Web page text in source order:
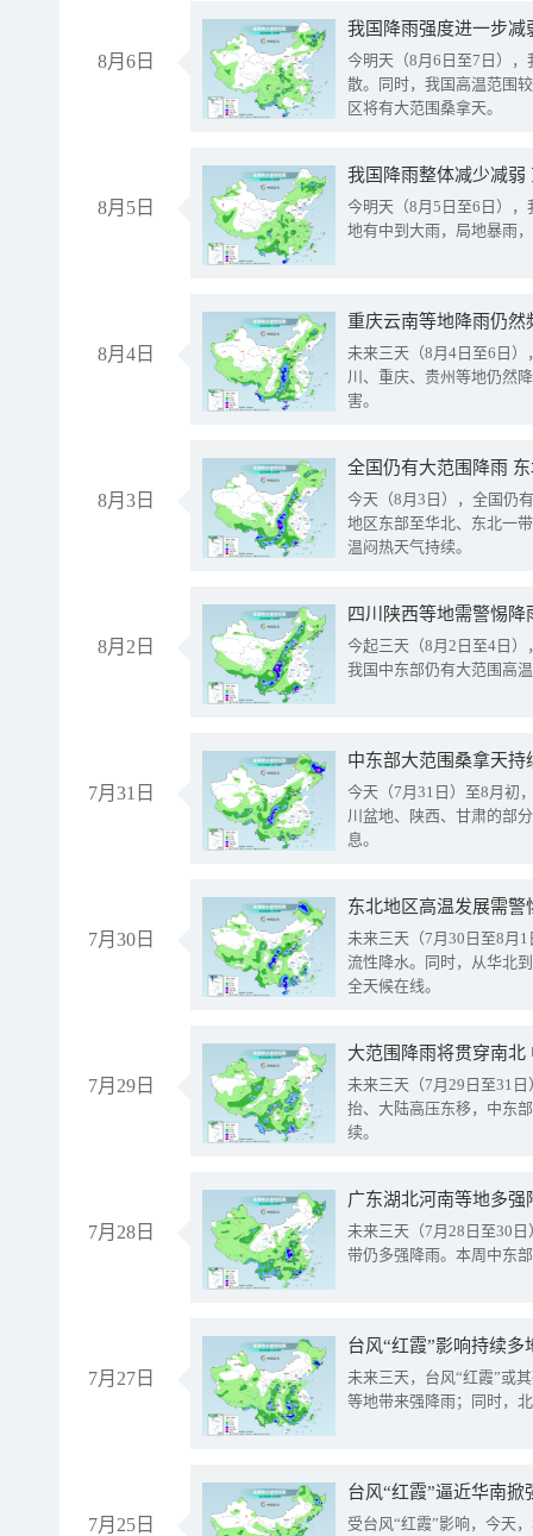
8月6日
今明天（8月6日至7日）
散。同时，我国高温范围
区将有大范围桑拿天。
8月5日
我国降雨整体减少减弱
今明天（8月5日至6日）
地有中到大雨，局地暴雨
8月4日
重庆云南等地降雨仍然
未来三天（8月4日至6日
川、重庆、贵州等地仍然
害。
8月3日
全国仍有大范围降雨
今天（8月3日），全国仍
地区东部至华北、东北一
温闷热天气持续。
8月2日
今起三天（8月2日至4日
我国中东部仍有大范围高
7月31日
中东部大范围桑拿天
今天（7月31日）至8月初
川盆地、陕西、甘肃的部
息。
7月30日
东北地区高温发展需
未来三天（7月30日至8月
流性降水。同时，从华北
全天候在线。
7月29日
大范围降雨将贯穿南
未来三天（7月29日至31
抬、大陆高压东移，中东
续。
7月28日
广东湖北河南等地多
未来三天（7月28日至30
带仍多强降雨。本周中东
7月27日
台风“红霞”影响持续
未来三天，台风“红霞”或
等地带来强降雨；同时，
7月25日
台风“红霞”逼近华南
受台风“红霞”影响，今天